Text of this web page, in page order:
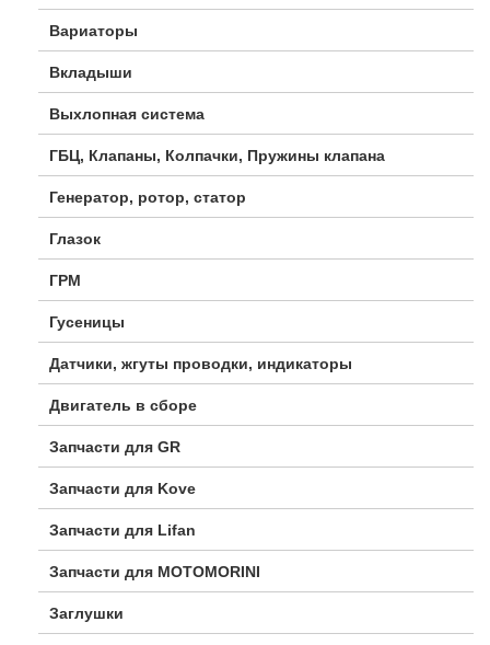
Вариаторы
Вкладыши
Выхлопная система
ГБЦ, Клапаны, Колпачки, Пружины клапана
Генератор, ротор, статор
Глазок
ГРМ
Гусеницы
Датчики, жгуты проводки, индикаторы
Двигатель в сборе
Запчасти для GR
Запчасти для Kove
Запчасти для Lifan
Запчасти для MOTOMORINI
Заглушки